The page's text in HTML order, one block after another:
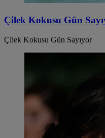
Çilek Kokusu Gün
Çilek Kokusu Gün Sayıyor